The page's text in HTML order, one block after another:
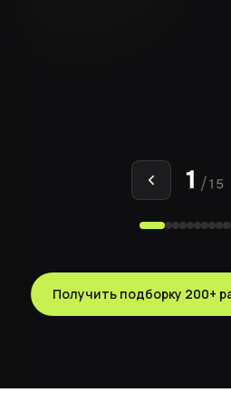
1 /15
Получить подборку 200+